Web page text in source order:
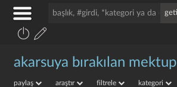
akarsuya bırakılan mektup
paylaş araştır filtrele kategori